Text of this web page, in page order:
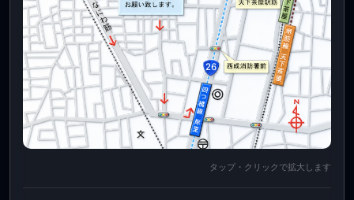
タップ・クリックで拡大します